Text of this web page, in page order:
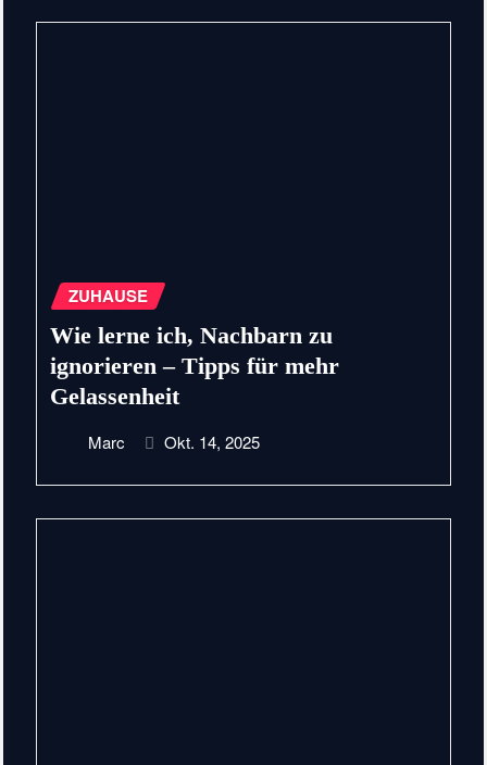
ZUHAUSE
Wie lerne ich, Nachbarn zu
ignorieren – Tipps für mehr
Gelassenheit
Marc Okt. 14, 2025